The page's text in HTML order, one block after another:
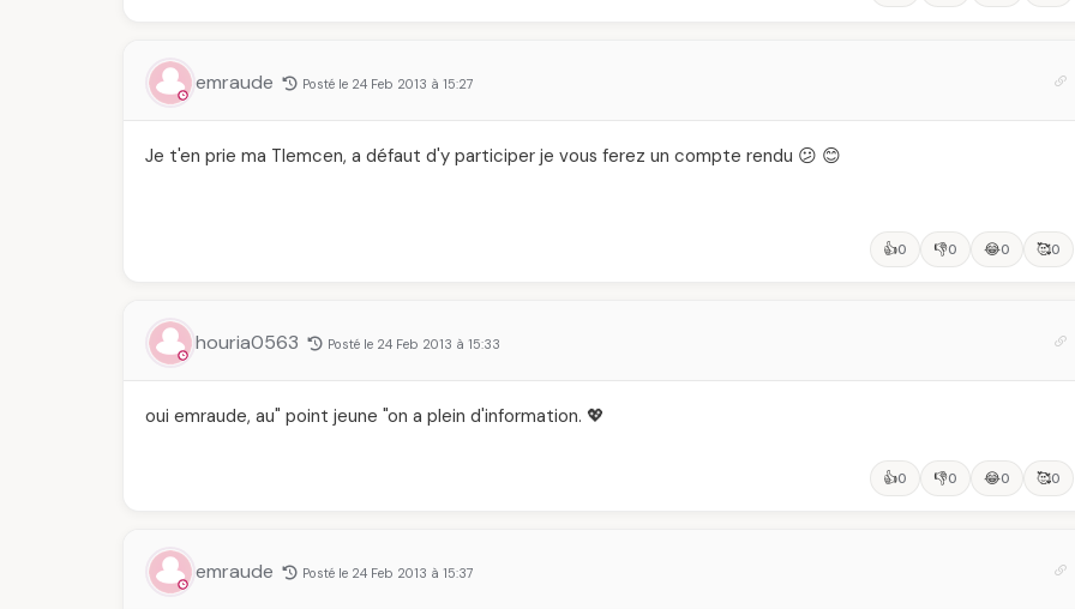
emraude Posté le 24 Feb 2013 à 15:27
Je t'en prie ma Tlemcen, a défaut d'y participer je vous ferez un compte rendu 😕 😊
👍0 👎0 😂0 🥰0
houria0563 Posté le 24 Feb 2013 à 15:33
oui emraude, au" point jeune "on a plein d'information. 💖
👍0 👎0 😂0 🥰0
emraude Posté le 24 Feb 2013 à 15:37